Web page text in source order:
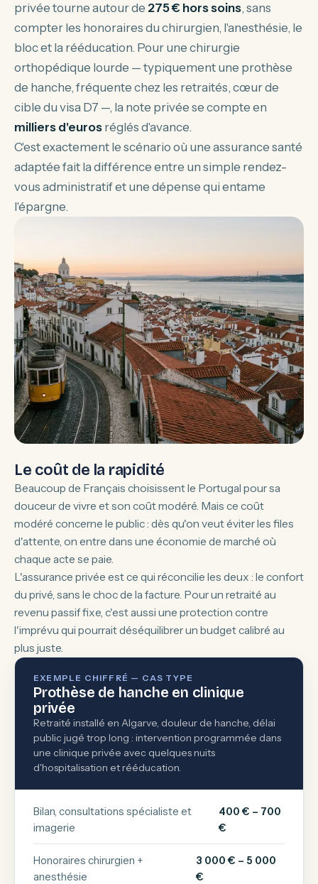
privée tourne autour de 275 € hors soins, sans
compter les honoraires du chirurgien, l'anesthésie, le
bloc et la rééducation. Pour une chirurgie
orthopédique lourde — typiquement une prothèse
de hanche, fréquente chez les retraités, cœur de
cible du visa D7 —, la note privée se compte en
milliers d'euros réglés d'avance.
C'est exactement le scénario où une assurance santé
adaptée fait la différence entre un simple rendez-
vous administratif et une dépense qui entame
l'épargne.
Le coût de la rapidité
Beaucoup de Français choisissent le Portugal pour sa
douceur de vivre et son coût modéré. Mais ce coût
modéré concerne le public : dès qu'on veut éviter les files
d'attente, on entre dans une économie de marché où
chaque acte se paie.
L'assurance privée est ce qui réconcilie les deux : le confort
du privé, sans le choc de la facture. Pour un retraité au
revenu passif fixe, c'est aussi une protection contre
l'imprévu qui pourrait déséquilibrer un budget calibré au
plus juste.
EXEMPLE CHIFFRÉ — CAS TYPE
Prothèse de hanche en clinique
privée
Retraité installé en Algarve, douleur de hanche, délai
public jugé trop long : intervention programmée dans
une clinique privée avec quelques nuits
d'hospitalisation et rééducation.
Bilan, consultations spécialiste et
imagerie
400 € – 700
€
Honoraires chirurgien +
anesthésie
3 000 € – 5 000
€